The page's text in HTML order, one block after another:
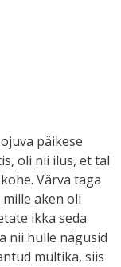
päikese
oli nii ilus, et tal
Värva taga
aken oli
ikka seda
nii hulle nägusid
multika, siis